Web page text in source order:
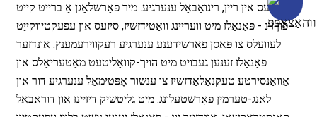
גער עס אין ריין, רינואַבאַל ענערגיע. מיר פאָרשלאָגן אַ ברייט קייט
פון זונ - פּאַנאַלז מיט וועריינג וואַטידזשיז, סיזעס און עפעקטיווקייַט
לעוועלס צו פּאַסן פאַרשידענע ענערגיע רעקווירעמענץ. אונדזער
פּאַנאַלז זענען געבויט מיט הויך-קוואַליטעט מאַטעריאַלס און
אַוואַנסירטע טעקנאַלאַדזשיז צו ענשור אָפּטימאַל ענערגיע דור און
לאַנג-טערמין פאָרשטעלונג. מיט גליטשיק דיזיינז און דוראַבאַל